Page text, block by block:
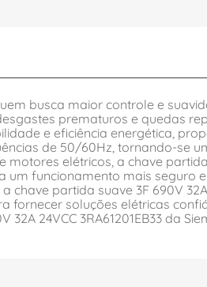
busca maior controle e
prematuros e quedas
e eficiência energética,
de 50/60Hz, tornando-se
elétricos, a chave partida
um funcionamento mais seguro
partida suave 3F 690V 32A
fornecer soluções elétricas
24VCC 3RA61201EB33 da